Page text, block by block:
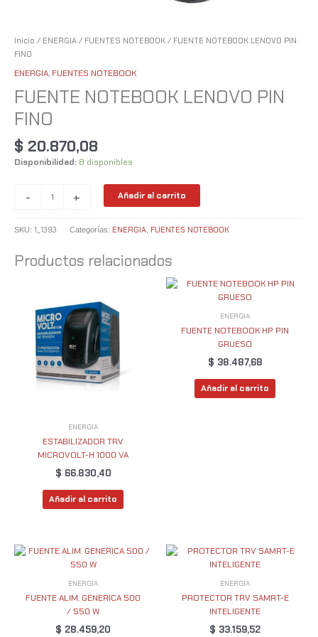
Inicio / ENERGIA / FUENTES NOTEBOOK / FUENTE NOTEBOOK LENOVO PIN
FINO
ENERGIA, FUENTES NOTEBOOK
FUENTE NOTEBOOK LENOVO PIN
FINO
$ 20.870,08
Disponibilidad: 8 disponibles
- + Añadir al carrito
SKU: 1_1393 Categorías: ENERGIA FUENTES NOTEBOOK
Productos relacionados
ENERGIA
ESTABILIZADOR TRV
MICROVOLT-H 1000 VA
$ 66.830,40
Añadir al carrito
ENERGIA
FUENTE NOTEBOOK HP PIN
GRUESO
$ 38.487,68
Añadir al carrito
ENERGIA
FUENTE ALIM. GENERICA 500
/ 550 W
$ 28.459,20
ENERGIA
PROTECTOR TRV SAMRT-E
INTELIGENTE
$ 33.159,52